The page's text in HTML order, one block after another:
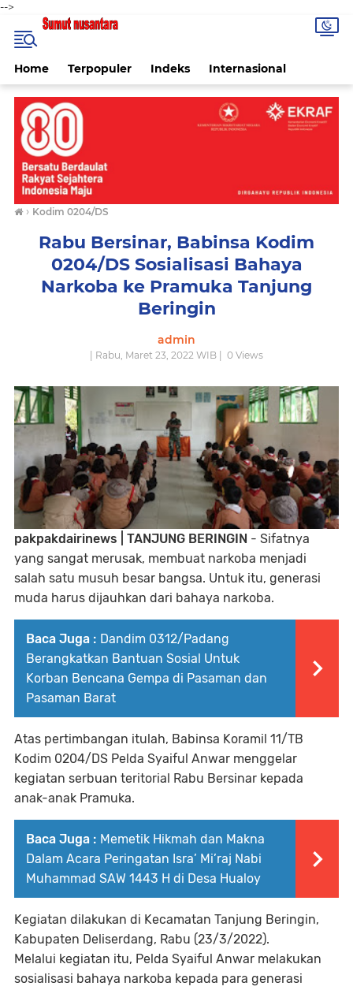
-->
Home Terpopuler Indeks Internasional
› Kodim 0204/DS
Rabu Bersinar, Babinsa Kodim
0204/DS Sosialisasi Bahaya
Narkoba ke Pramuka Tanjung
Beringin
admin
| Rabu, Maret 23, 2022 WIB | 0 Views
pakpakdairinews | TANJUNG BERINGIN - Sifatnya
yang sangat merusak, membuat narkoba menjadi
salah satu musuh besar bangsa. Untuk itu, generasi
muda harus dijauhkan dari bahaya narkoba.
Baca Juga : Dandim 0312/Padang
Berangkatkan Bantuan Sosial Untuk
Korban Bencana Gempa di Pasaman dan
Pasaman Barat
Atas pertimbangan itulah, Babinsa Koramil 11/TB
Kodim 0204/DS Pelda Syaiful Anwar menggelar
kegiatan serbuan teritorial Rabu Bersinar kepada
anak-anak Pramuka.
Baca Juga : Memetik Hikmah dan Makna
Dalam Acara Peringatan Isra’ Mi’raj Nabi
Muhammad SAW 1443 H di Desa Hualoy
Kegiatan dilakukan di Kecamatan Tanjung Beringin,
Kabupaten Deliserdang, Rabu (23/3/2022).
Melalui kegiatan itu, Pelda Syaiful Anwar melakukan
sosialisasi bahaya narkoba kepada para generasi